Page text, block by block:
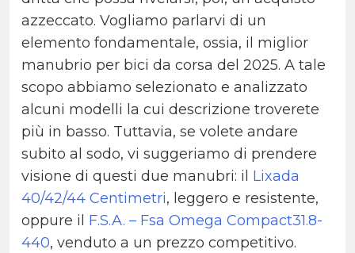
azzeccato. Vogliamo parlarvi di un
elemento fondamentale, ossia, il miglior
manubrio per bici da corsa del 2025. A tale
scopo abbiamo selezionato e analizzato
alcuni modelli la cui descrizione troverete
più in basso. Tuttavia, se volete andare
subito al sodo, vi suggeriamo di prendere
visione di questi due manubri: il Lixada
40/42/44 Centimetri, leggero e resistente,
oppure il F.S.A. – Fsa Omega Compact31.8-
440, venduto a un prezzo competitivo.